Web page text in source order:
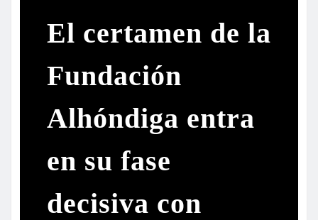
El certamen de la
Fundación
Alhóndiga entra
en su fase
decisiva con